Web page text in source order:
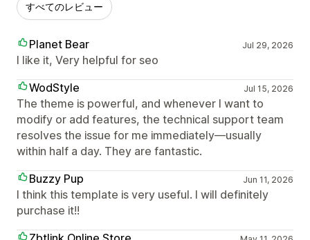
すべてのレビュー
Planet Bear Jul 29, 2026
I like it, Very helpful for seo
WodStyle
Jul 15, 2026
The theme is powerful, and whenever I want to
modify or add features, the technical support team
resolves the issue for me immediately—usually
within half a day. They are fantastic.
Buzzy Pup
Jun 11, 2026
I think this template is very useful. I will definitely
purchase it!!